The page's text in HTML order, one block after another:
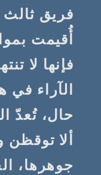
فريق ثالث
أُقيمت
فإنها لا
الآراء
حال، تُعدّ
ألا توقظن
جوهرها،